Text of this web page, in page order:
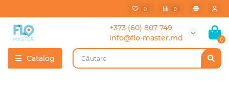
0 0
+373 (60) 807 749
info@flo-master.md
0
Catalog